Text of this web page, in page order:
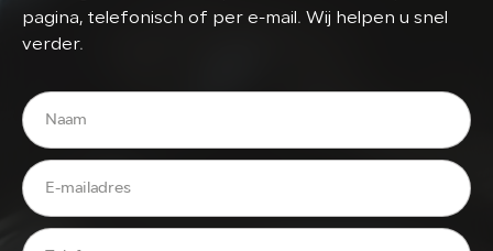
pagina, telefonisch of per e-mail. Wij helpen u snel
verder.